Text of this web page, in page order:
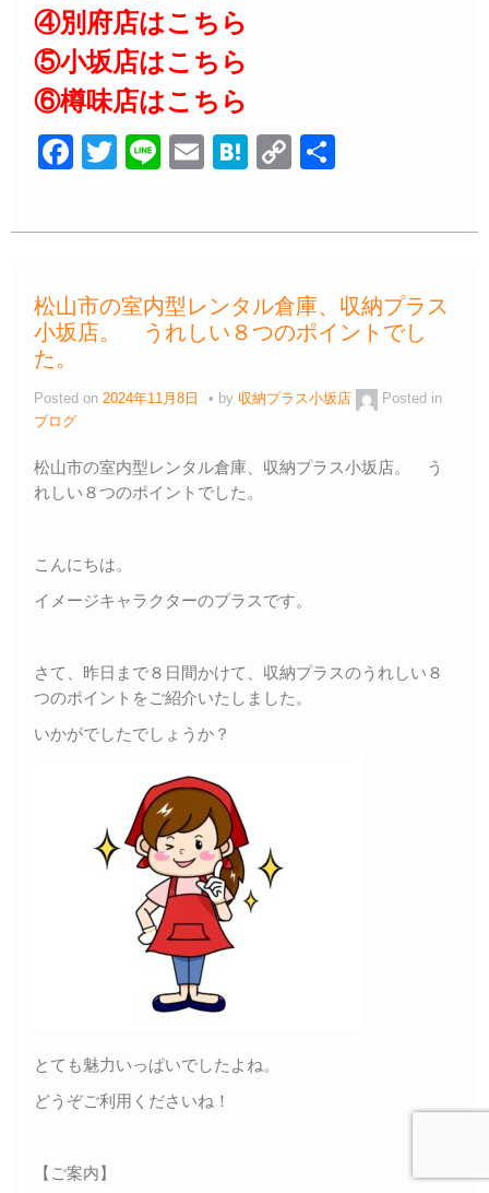
④別府店はこちら
⑤小坂店はこちら
⑥樽味店はこちら
F
c
b
o
k
T
tt
Li
e
E
ail
H
e
a
C
p
Li
n
松山市の室内型レンタル倉庫、収納プラス
小坂店。 うれしい８つのポイントでし
た。
Posted on 2024年11月8日 by 収納プラス小坂店
Posted in
ブログ
松山市の室内型レンタル倉庫、収納プラス小坂店。 う
れしい８つのポイントでした。
こんにちは。
イメージキャラクターのプラスです。
さて、昨日まで８日間かけて、収納プラスのうれしい８
つのポイントをご紹介いたしました。
いかがでしたでしょうか？
とても魅力いっぱいでしたよね。
どうぞご利用くださいね！
【ご案内】